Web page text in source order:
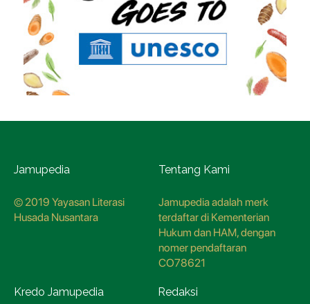
Jamupedia
© 2019 Yayasan Literasi
Husada Nusantara
Tentang Kami
Jamupedia adalah merk
terdaftar di Kementerian
Hukum dan HAM, dengan
nomer pendaftaran
CO78621
Kredo Jamupedia Redaksi